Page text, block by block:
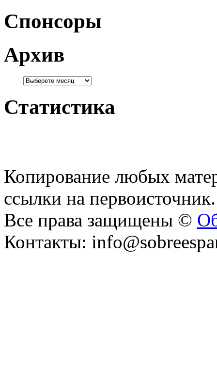
Спонсоры
Архив
Статистика
Копирование любых
ссылки на первоисточник.
Все права защищены ©
Контакты: